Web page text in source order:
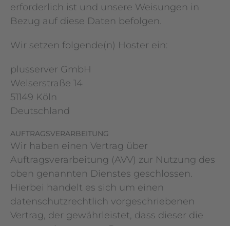
erforderlich ist und unsere Weisungen in
Bezug auf diese Daten befolgen.
Wir setzen folgende(n) Hoster ein:
plusserver GmbH
Welserstraße 14
51149 Köln
Deutschland
AUFTRAGSVERARBEITUNG
Wir haben einen Vertrag über
Auftragsverarbeitung (AVV) zur Nutzung des
oben genannten Dienstes geschlossen.
Hierbei handelt es sich um einen
datenschutzrechtlich vorgeschriebenen
Vertrag, der gewährleistet, dass dieser die